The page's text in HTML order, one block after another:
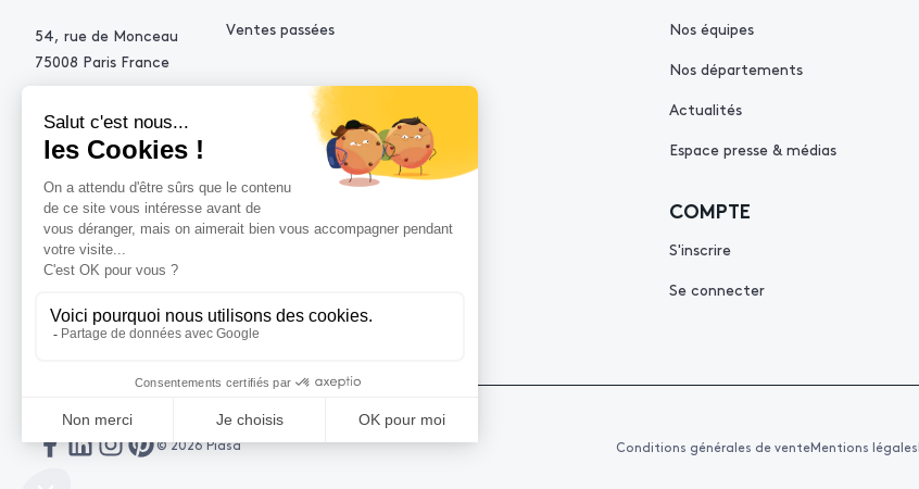
54, rue de Monceau
75008 Paris France
contact@piasa.fr
Ventes passées
Nos équipes
Nos départements
Actualités
Espace presse & médias
AIDE
Demande d’estimation
COMPTE
S'inscrire
Se connecter
© 2026 Piasa Conditions générales de venteMentions légales